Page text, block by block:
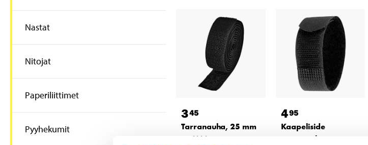
Nastat
Nitojat
Paperiliittimet
Pyyhekumit
345
Tarranauha, 25 mm
47-4114
495
Kaapeliside
tarranauhasta,